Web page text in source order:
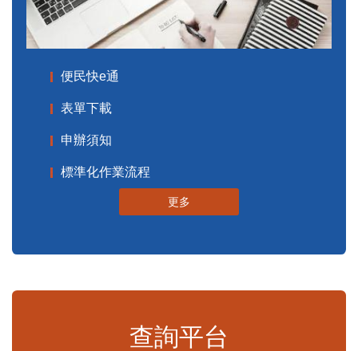
便民快e通
表單下載
申辦須知
標準化作業流程
更多
查詢平台